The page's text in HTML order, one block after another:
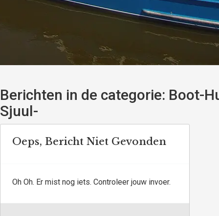
Berichten in de categorie: Boot-
Sjuul-
Oeps, Bericht Niet Gevonden
Oh Oh. Er mist nog iets. Controleer jouw invoer.